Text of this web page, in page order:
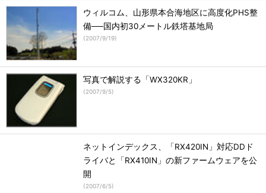
ウィルコム、山形県本合海地区に高度化PHS整
備──国内初30メートル鉄塔基地局
(2007/9/19)
写真で解説する「WX320KR」
(2007/9/5)
ネットインデックス、「RX420IN」対応DDド
ライバと「RX410IN」の新ファームウェアを公
開
(2007/6/5)